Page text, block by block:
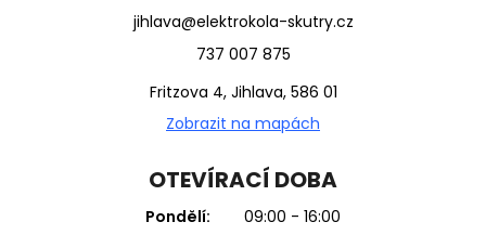
jihlava@elektrokola-skutry.cz
737 007 875
Fritzova 4, Jihlava, 586 01
Zobrazit na mapách
OTEVÍRACÍ DOBA
Pondělí:
09:00 - 16:00